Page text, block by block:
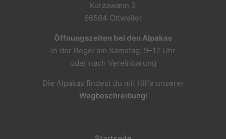
Kurzawann 3
66564 Ottweiler
Öffnungszeiten bei den Alpakas
in der Regel am Samstag: 9–12 Uhr
oder nach Vereinbarung
Die Alpakas findest du mit Hilfe unserer
Wegbeschreibung!